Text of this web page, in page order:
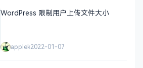
WordPress 限制用户上传文件大小
applek2022-01-07